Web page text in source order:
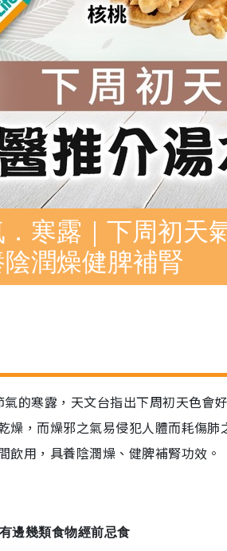
寒露｜下周初天
潤燥健脾補腎
的寒露，天文台指出下周初天色會
燥，而燥邪之氣易侵犯人體而耗傷
飲用，具養陰潤燥、健脾補腎功效。
邊幾類食物經前忌食